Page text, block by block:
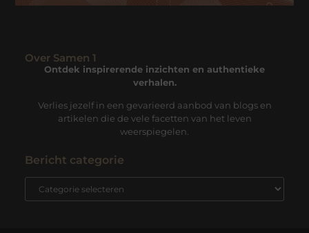
Over Samen 1
Ontdek inspirerende inzichten en authentieke
verhalen.
Verlies jezelf in een gevarieerd aanbod van blogs en
artikelen die de vele facetten van het leven
weerspiegelen.
Bericht categorie